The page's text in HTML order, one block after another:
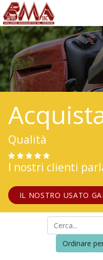
Qualità
I nostri clienti
IL NOSTRO USATO
Ordinare